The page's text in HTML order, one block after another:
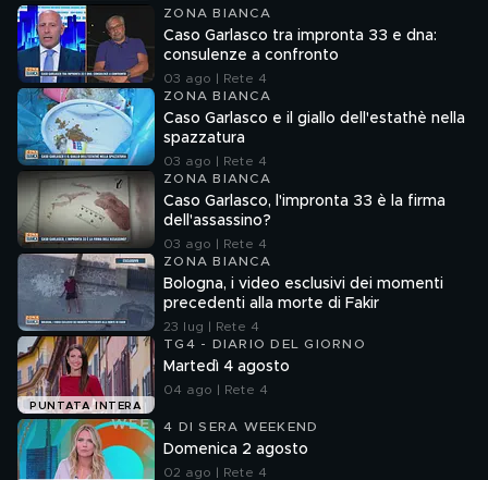
ZONA BIANCA
Caso Garlasco tra impronta 33 e dna:
consulenze a confronto
03 ago | Rete 4
ZONA BIANCA
Caso Garlasco e il giallo dell'estathè nella
spazzatura
03 ago | Rete 4
ZONA BIANCA
Caso Garlasco, l'impronta 33 è la firma
dell'assassino?
03 ago | Rete 4
ZONA BIANCA
Bologna, i video esclusivi dei momenti
precedenti alla morte di Fakir
23 lug | Rete 4
PUNTATA INTERA
TG4 - DIARIO DEL GIORNO
Martedì 4 agosto
04 ago | Rete 4
4 DI SERA WEEKEND
Domenica 2 agosto
02 ago | Rete 4